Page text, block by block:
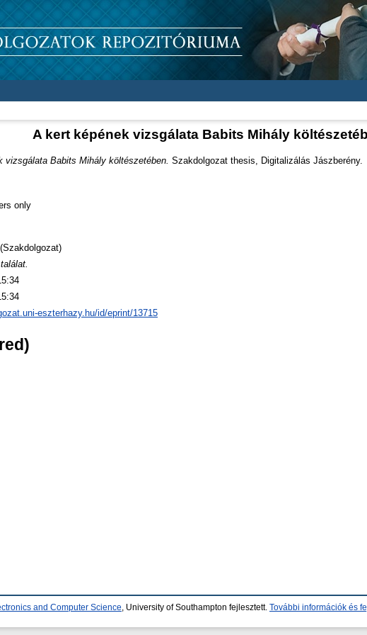
A kert képének vizsgálata Babits Mihály
vizsgálata Babits Mihály költészetében. Szakdolgozat thesis, Digitalizálás Jászberény.
only
eszterhazy.hu/id/eprint/13715
and Computer Science , University of Southampton fejlesztett. További információk és